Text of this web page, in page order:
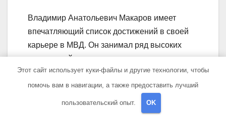
Владимир Анатольевич Макаров имеет
впечатляющий список достижений в своей
карьере в МВД. Он занимал ряд высоких
должностей, включая начальника полиции в
нескольких регионах страны. Он также
принимал участие в успешной операции по
ликвидации крупной организованной
преступной группировки, что принесло ему
Этот сайт использует куки-файлы и другие технологии, чтобы
помочь вам в навигации, а также предоставить лучший
пользовательский опыт. OK